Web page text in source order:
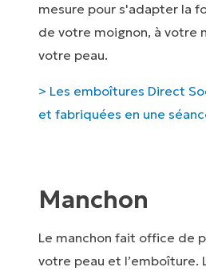
mesure pour s'adapter la
de votre moignon, à votre
votre peau.
> Les emboîtures Direct
et fabriquées en une
Manchon
Le manchon fait office de
votre peau et l’emboîture.